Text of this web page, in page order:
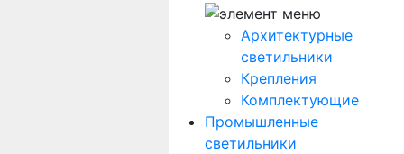
Архитектурные
светильники
Крепления
Комплектующие
Промышленные
светильники